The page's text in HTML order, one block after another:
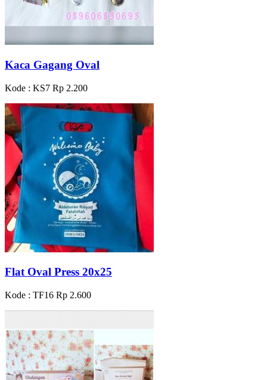
Kaca Gagang Oval
Kode : KS7 Rp 2.200
Flat Oval Press 20x25
Kode : TF16 Rp 2.600